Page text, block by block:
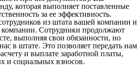
которая выполняет поставленные
за ее эффективность.
из штата вашей компании и
Сотрудники продолжают
выполняя свои обязанности, но
в штате. Это позволяет передать нам
и выплате заработной платы,
и социальных взносов.